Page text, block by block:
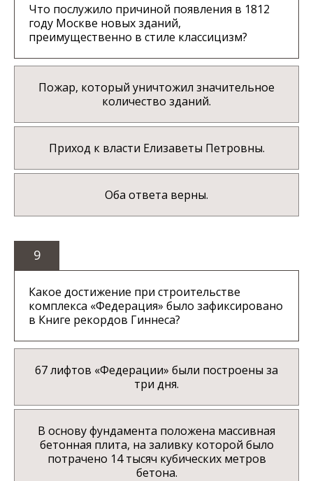
Что послужило причиной появления в 1812
году Москве новых зданий,
преимущественно в стиле классицизм?
Пожар, который уничтожил значительное
количество зданий.
Приход к власти Елизаветы Петровны.
Оба ответа верны.
9
Какое достижение при строительстве
комплекса «Федерация» было зафиксировано
в Книге рекордов Гиннеса?
67 лифтов «Федерации» были построены за
три дня.
В основу фундамента положена массивная
бетонная плита, на заливку которой было
потрачено 14 тысяч кубических метров
бетона.